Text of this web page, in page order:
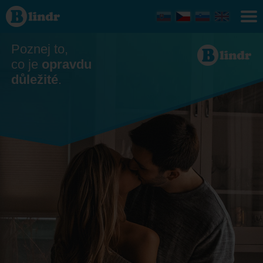
Seznamka
- On
hledá ji
Poznej to,
co je opravdu
důležité.